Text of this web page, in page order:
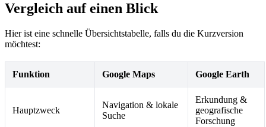
Vergleich auf einen Blick
Hier ist eine schnelle Übersichtstabelle, falls du die Kurzversion
möchtest:
Funktion Google Maps Google Earth
Hauptzweck
Navigation & lokale
Suche
Erkundung &
geografische
Forschung